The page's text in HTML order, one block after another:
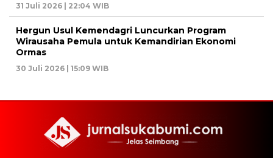
31 Juli 2026 | 22:04 WIB
Hergun Usul Kemendagri Luncurkan Program
Wirausaha Pemula untuk Kemandirian Ekonomi
Ormas
30 Juli 2026 | 15:09 WIB